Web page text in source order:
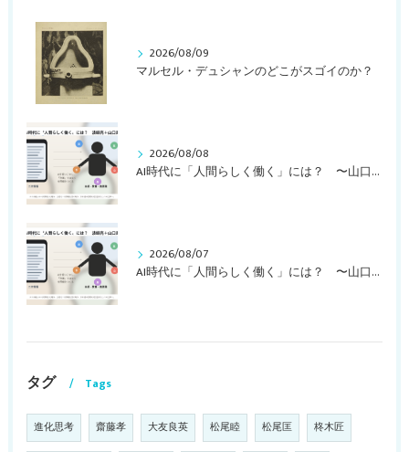
2026/08/09
マルセル・デュシャンのどこがスゴイのか？
2026/08/08
AI時代に「人間らしく働く」には？ 〜山口周さんの対談動画・文字起こし（その２）〜
2026/08/07
AI時代に「人間らしく働く」には？ 〜山口周さんの対談動画・文字起こし（その１）〜
タグ Tags
進化思考 齋藤孝 大友良英 松尾睦 松尾匡 柊木匠